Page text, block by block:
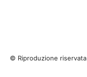
© Riproduzione riservata